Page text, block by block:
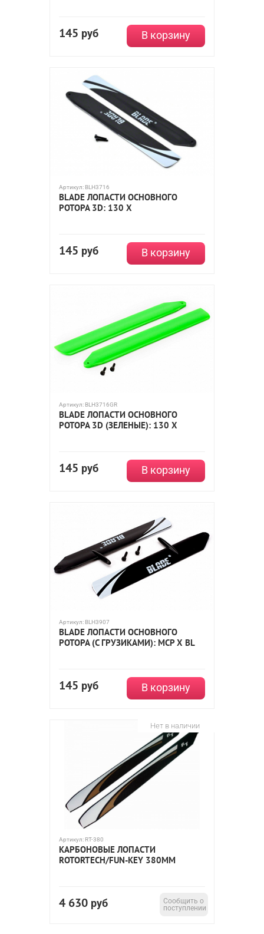
145 руб В корзину
Артикул: BLH3716
BLADE ЛОПАСТИ ОСНОВНОГО
РОТОРА 3D: 130 X
145 руб В корзину
Артикул: BLH3716GR
BLADE ЛОПАСТИ ОСНОВНОГО
РОТОРА 3D (ЗЕЛЕНЫЕ): 130 X
145 руб В корзину
Артикул: BLH3907
BLADE ЛОПАСТИ ОСНОВНОГО
РОТОРА (С ГРУЗИКАМИ): MCP X BL
145 руб В корзину
Нет в наличии
Артикул: RT-380
КАРБОНОВЫЕ ЛОПАСТИ
ROTORTECH/FUN-KEY 380ММ
4 630 руб
Сообщить о
поступлении